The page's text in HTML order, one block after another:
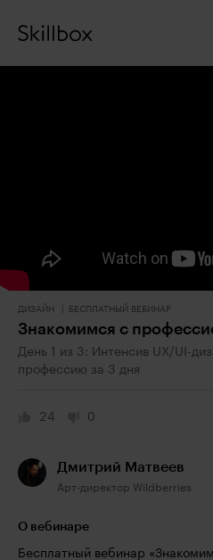
ДИЗАЙН БЕСПЛАТНЫЙ ВЕБИНАР
Знакомимся с
День 1 из 3: Интенсив UX/UI-
профессию за 3 дня
24 0
Дмитрий Матвеев
Арт-директор Wildberries
О вебинаре
Бесплатный вебинар